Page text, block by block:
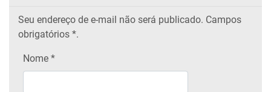
Seu endereço de e-mail não será publicado. Campos
obrigatórios *.
Nome *